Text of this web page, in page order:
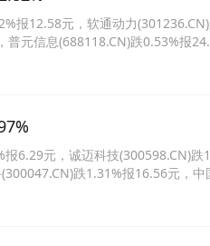
报12.58元，软通动力
元信息(688118.CN)跌0.53%报
6.29元，诚迈科技(300598.CN)
跌1.31%报16.56元，